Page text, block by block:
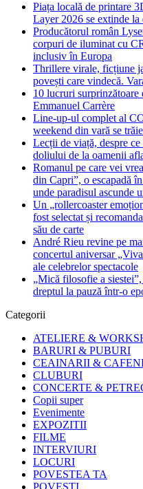
Piața locală de printare
Layer 2026 se extinde
Producătorul român
corpuri de iluminat cu
inclusiv în Europa
Thrillere virale, ficțiune
povești care vindecă.
10 lucruri
Emmanuel Carrère
Line-up-ul complet al
weekend din vară se
Lecții de viață, despre
doliului de la oamenii
Romanul pe care vei
din Capri”, o escapadă
unde paradisul ascunde
Un „rollercoaster
fost selectat și
său de carte
André Rieu revine pe
concertul aniversar
ale celebrelor spectacole
„Mică filosofie a
dreptul la pauză într-o
Categorii
ATELIERE &
BARURI & PUBURI
CEAINARII &
CLUBURI
CONCERTE &
Copii super
Evenimente
EXPOZITII
FILME
INTERVIURI
LOCURI
POVESTEA TA